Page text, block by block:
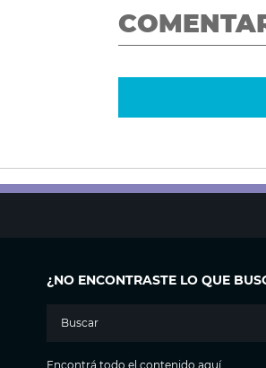
¿NO ENCONTRASTE LO QUE
Encontrá todo el contenido aquí